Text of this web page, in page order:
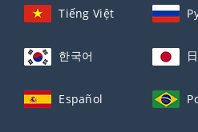
Tiếng Việt
한국어
Español